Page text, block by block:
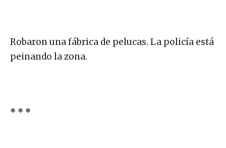
Robaron una fábrica de pelucas. La policía está
peinando la zona.
* * *